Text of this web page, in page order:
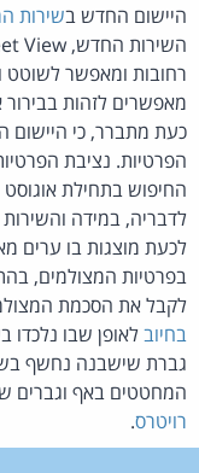
היישום החדש בשירות
רחובות ומאפשר לשוטט
מאפשרים לזהות
כעת מתברר, כי היישום
הפרטיות. נציבת
החיפוש בתחילת
לדבריה, במידה והשירות
לכעת מוצגות בו ערים
בפרטיות המצולמים,
לקבל את הסכמת
בחיובלאופן שבו
גברת שישבנה נחשף
המחטטים באף וגברים
רויטרס.